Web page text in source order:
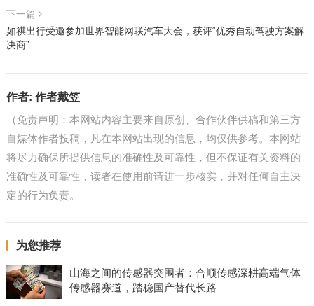
下一篇
如祺出行受邀参加世界智能网联汽车大会，获评“优秀自动驾驶方案解
决商”
作者: 作者戴笠
（免责声明：本网站内容主要来自原创、合作伙伴供稿和第三方
自媒体作者投稿，凡在本网站出现的信息，均仅供参考。本网站
将尽力确保所提供信息的准确性及可靠性，但不保证有关资料的
准确性及可靠性，读者在使用前请进一步核实，并对任何自主决
定的行为负责。
为您推荐
山海之间的传感器突围者：合顺传感深耕高端气体
传感器赛道，踏稳国产替代长路